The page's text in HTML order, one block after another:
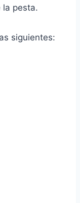
la pesta.
siguientes: